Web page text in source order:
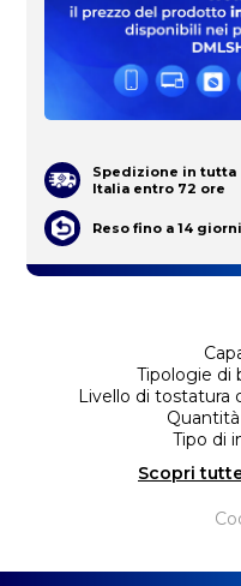
Tipologie di
Livello di tostatura
Tipo di
Scopri
Spedizione in tutta
Italia entro 72 ore
Reso fino a 14 giorni